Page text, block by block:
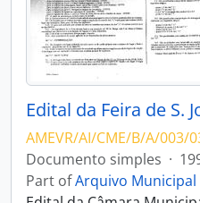
Edital da Feira de S.
AMEVR/AI/CME/B/A/003/
Documento simples ·
Part ofArquivo Municipal